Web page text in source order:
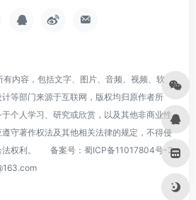
内容，包括文字、图片、音频、视频、软
等部门来源于互联网，版权均归原作者所
个人学习、研究或欣赏，以及其他非商业性
守著作权法及其他相关法律的规定，不得侵
权利。
备案号： 蜀ICP备11017804号-3